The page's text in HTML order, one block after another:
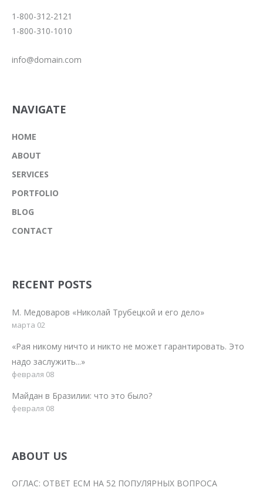
1-800-312-2121
1-800-310-1010
info@domain.com
NAVIGATE
HOME
ABOUT
SERVICES
PORTFOLIO
BLOG
CONTACT
RECENT POSTS
М. Медоваров «Николай Трубецкой и его дело»
марта 02
«Рая никому ничто и никто не может гарантировать. Это
надо заслужить...»
февраля 08
Майдан в Бразилии: что это было?
февраля 08
ABOUT US
ОГЛАС: ОТВЕТ ЕСМ НА 52 ПОПУЛЯРНЫХ ВОПРОСА